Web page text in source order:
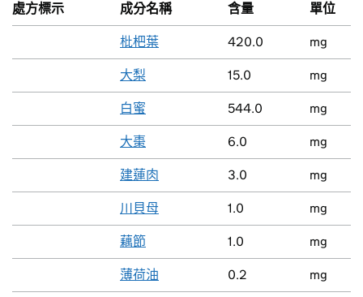
處方標示 成分名稱 含量 單位
枇杷葉 420.0 mg
大梨 15.0 mg
白蜜 544.0 mg
大棗 6.0 mg
建蓮肉 3.0 mg
川貝母 1.0 mg
藕節 1.0 mg
薄荷油 0.2 mg